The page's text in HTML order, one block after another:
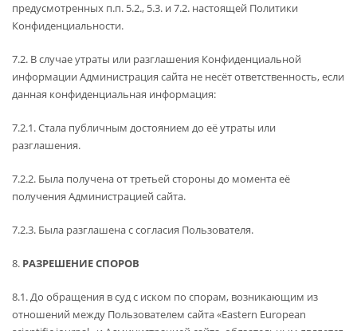
предусмотренных п.п. 5.2., 5.3. и 7.2. настоящей Политики
Конфиденциальности.
7.2. В случае утраты или разглашения Конфиденциальной
информации Администрация сайта не несёт ответственность, если
данная конфиденциальная информация:
7.2.1. Стала публичным достоянием до её утраты или
разглашения.
7.2.2. Была получена от третьей стороны до момента её
получения Администрацией сайта.
7.2.3. Была разглашена с согласия Пользователя.
8. РАЗРЕШЕНИЕ СПОРОВ
8.1. До обращения в суд с иском по спорам, возникающим из
отношений между Пользователем сайта «Eastern European